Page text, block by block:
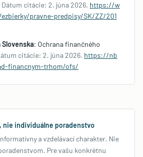
Dátum citácie: 2. júna 2026. https://w
pravne-predpisy/SK/ZZ/201
Slovenska: Ochrana finančného
citácie: 2. júna 2026. https://nb
financnym-trhom/ofs/
nie individuálne poradenstvo
a vzdelávací charakter. Nie
Pre vašu konkrétnu